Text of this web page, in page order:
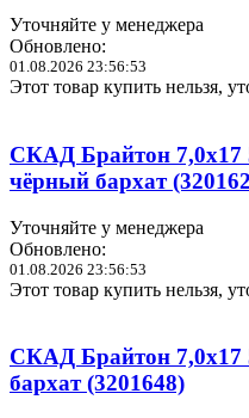
Уточняйте у менеджера
Обновлено:
01.08.2026 23:56:53
Этот товар купить нельзя,
СКАД Брайтон 7,0x17
чёрный бархат
Уточняйте у менеджера
Обновлено:
01.08.2026 23:56:53
Этот товар купить нельзя,
СКАД Брайтон 7,0x17
бархат (3201648)